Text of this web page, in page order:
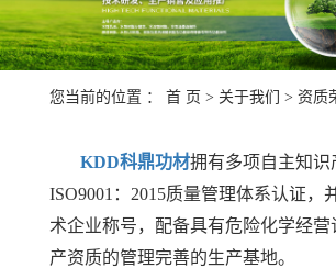
您当前的位置 ： 首 页 > 关于我们 > 资质
KDD科鼎功材拥有多项自主知识
ISO9001：2015质量管理体系认证，
术企业称号，配备具有危险化学经营
产资质的管理完善的生产基地。